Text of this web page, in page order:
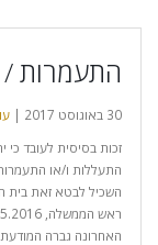
התעמרות /
30 באוגוסט 2017 |
זכות בסיסית לעובד כי
התעללות ו/או
האחרונה גברה